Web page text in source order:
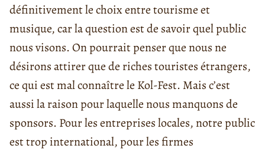
définitivement le choix entre tourisme et
musique, car la question est de savoir quel public
nous visons. On pourrait penser que nous ne
désirons attirer que de riches touristes étrangers,
ce qui est mal connaître le Kol-Fest. Mais c’est
aussi la raison pour laquelle nous manquons de
sponsors. Pour les entreprises locales, notre public
est trop international, pour les firmes